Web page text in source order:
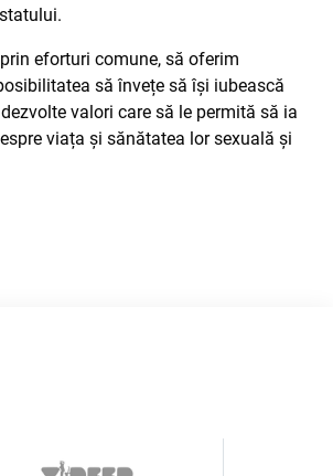
eforturi comune, să oferim
să învețe să își iubească
valori care să le permită să ia
viața și sănătatea lor sexuală și